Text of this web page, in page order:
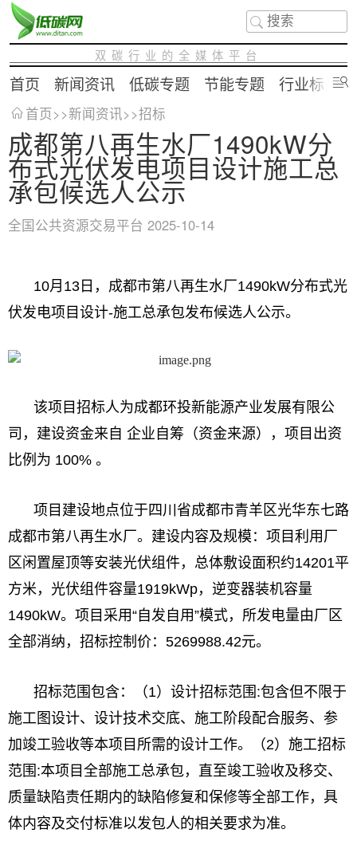
双碳行业的全媒体平台
首页 新闻资讯 低碳专题 节能专题 行业标准
首页>>新闻资讯>>招标
成都第八再生水厂1490kW分
布式光伏发电项目设计施工总
承包候选人公示
全国公共资源交易平台 2025-10-14
10月13日，成都市第八再生水厂1490kW分布式光
伏发电项目设计-施工总承包发布候选人公示。
该项目招标人为成都环投新能源产业发展有限公
司，建设资金来自 企业自筹（资金来源），项目出资
比例为 100% 。
项目建设地点位于四川省成都市青羊区光华东七路
成都市第八再生水厂。建设内容及规模：项目利用厂
区闲置屋顶等安装光伏组件，总体敷设面积约14201平
方米，光伏组件容量1919kWp，逆变器装机容量
1490kW。项目采用“自发自用”模式，所发电量由厂区
全部消纳，招标控制价：5269988.42元。
招标范围包含：（1）设计招标范围:包含但不限于
施工图设计、设计技术交底、施工阶段配合服务、参
加竣工验收等本项目所需的设计工作。（2）施工招标
范围:本项目全部施工总承包，直至竣工验收及移交、
质量缺陷责任期内的缺陷修复和保修等全部工作，具
体内容及交付标准以发包人的相关要求为准。